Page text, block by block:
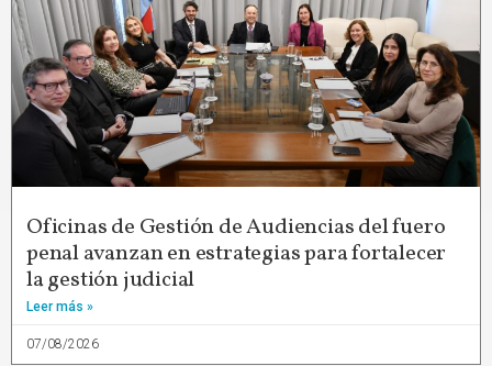
Oficinas de Gestión de Audiencias del fuero
penal avanzan en estrategias para fortalecer
la gestión judicial
Leer más »
07/08/2026